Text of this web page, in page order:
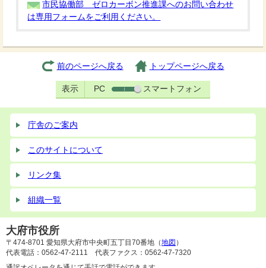
市民協働部 ゼロカーボン推進課へのお問い合わせ
は専用フォームをご利用ください。
前のページへ戻る トップページへ戻る
表示 PC スマートフォン
庁舎のご案内
このサイトについて
リンク集
組織一覧
大府市役所
〒474-8701 愛知県大府市中央町五丁目70番地（地図 ）
代表電話：0562-47-2111 代表ファクス：0562-47-7320